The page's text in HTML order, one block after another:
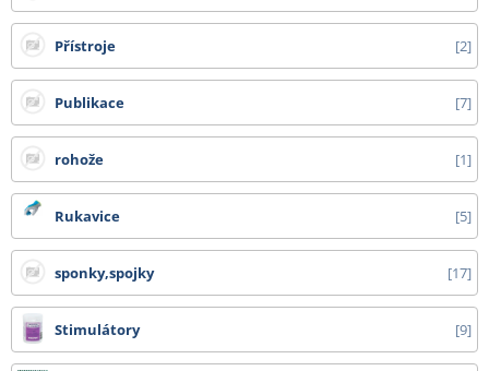
Přístroje 2
Publikace 7
rohože 1
Rukavice 5
sponky,spojky 17
Stimulátory 9